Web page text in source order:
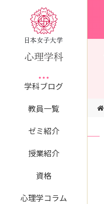
学科ブログ
教員一覧
ゼミ紹介
授業紹介
資格
心理学コラム